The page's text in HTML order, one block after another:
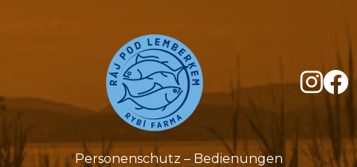
Personenschutz – Bedienungen